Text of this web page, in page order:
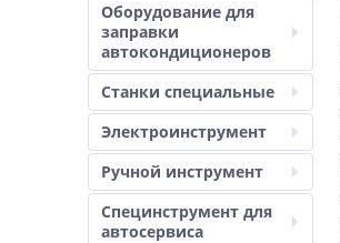
Оборудование для
заправки
автокондиционеров
Станки специальные
Электроинструмент
Ручной инструмент
Специнструмент для
автосервиса